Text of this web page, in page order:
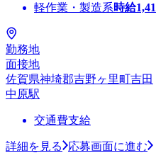
軽作業・製造系時給
勤務地
面接地
佐賀県神埼郡吉野ヶ里町吉田
中原駅
交通費支給
詳細を見る 応募画面に進む